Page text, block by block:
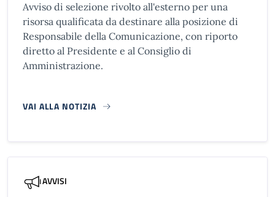
Avviso di selezione rivolto all'esterno per una
risorsa qualificata da destinare alla posizione di
Responsabile della Comunicazione, con riporto
diretto al Presidente e al Consiglio di
Amministrazione.
VAI ALLA NOTIZIA
AVVISI